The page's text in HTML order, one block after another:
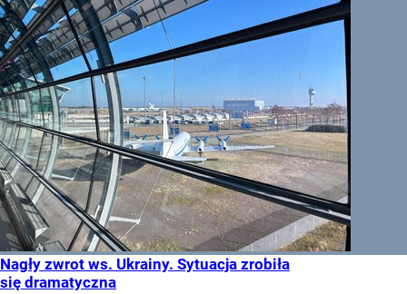
Nagły zwrot ws. Ukrainy. Sytuacja zrobiła
się dramatyczna